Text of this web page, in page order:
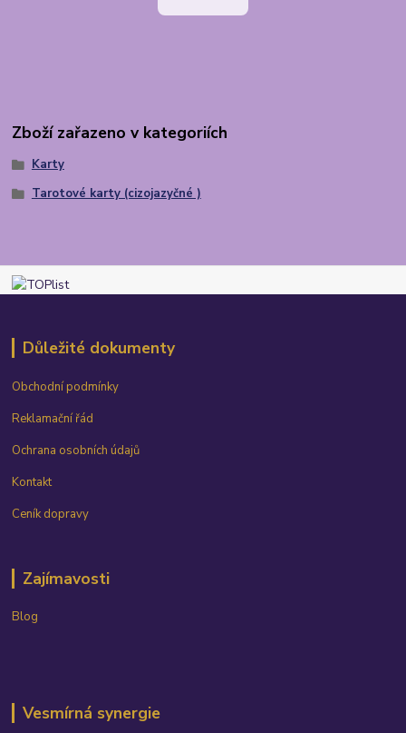
Zboží zařazeno v kategoriích
Karty
Tarotové karty (cizojazyčné )
Důležité dokumenty
Obchodní podmínky
Reklamační řád
Ochrana osobních údajů
Kontakt
Ceník dopravy
Zajímavosti
Blog
Vesmírná synergie